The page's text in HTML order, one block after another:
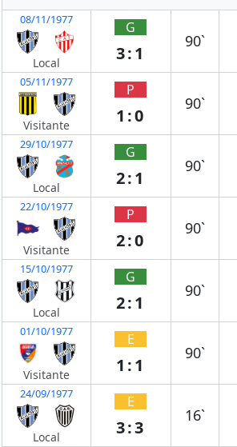
08/11/1977
Local
G
3:1
90`
05/11/1977
Visitante
P
1:0
90`
29/10/1977
Local
G
2:1
90`
22/10/1977
Visitante
P
2:0
90`
15/10/1977
Local
G
2:1
90`
01/10/1977
Visitante
E
1:1
90`
24/09/1977
Local
E
3:3
16`